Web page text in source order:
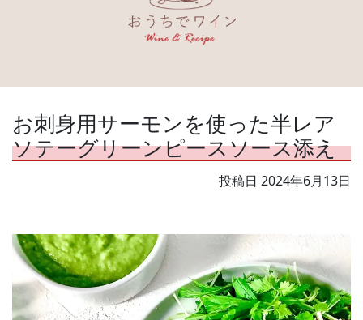
お刺身用サーモンを使った半レア
ソテーグリーンピースソース添え
投稿日 2024年6月13日